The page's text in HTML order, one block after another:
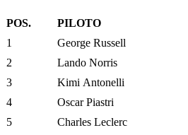
POS. PILOTO
1
George Russell
2
Lando Norris
3
Kimi Antonelli
4
Oscar Piastri
5
Charles Leclerc